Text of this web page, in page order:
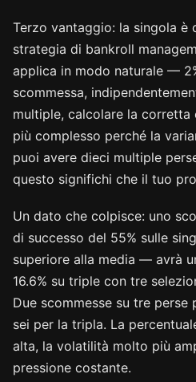
Terzo vantaggio: la singola è
strategia di bankroll
applica in modo naturale —
scommessa,
multiple, calcolare la corretta
più complesso perché la
puoi avere dieci multiple
questo significhi che il tuo
Un dato che colpisce: uno
di successo del 55% sulle
superiore alla media — avrà
16.6% su triple con tre
Due scommesse su tre perse
sei per la tripla. La
alta, la volatilità molto più
pressione costante.